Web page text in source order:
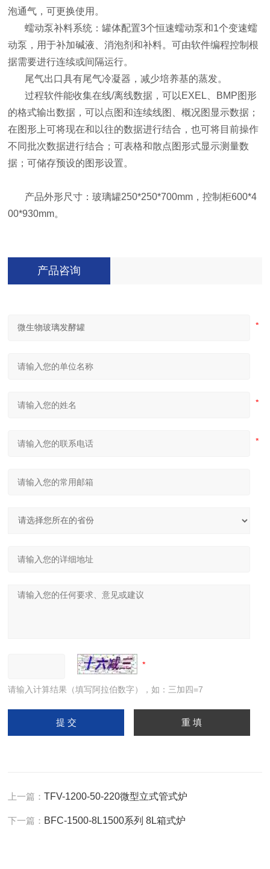
泡通气，可更换使用。
蠕动泵补料系统：罐体配置3个恒速蠕动泵和1个变速蠕
动泵，用于补加碱液、消泡剂和补料。可由软件编程控制根
据需要进行连续或间隔运行。
尾气出口具有尾气冷凝器，减少培养基的蒸发。
过程软件能收集在线/离线数据，可以EXEL、BMP图形
的格式输出数据，可以点图和连续线图、概况图显示数据；
在图形上可将现在和以往的数据进行结合，也可将目前操作
不同批次数据进行结合；可表格和散点图形式显示测量数
据；可储存预设的图形设置。
产品外形尺寸：玻璃罐250*250*700mm，控制柜600*4
00*930mm。
产品咨询
请输入计算结果（填写阿拉伯数字），如：三加四=7
上一篇：TFV-1200-50-220微型立式管式炉
下一篇： BFC-1500-8L1500系列 8L箱式炉